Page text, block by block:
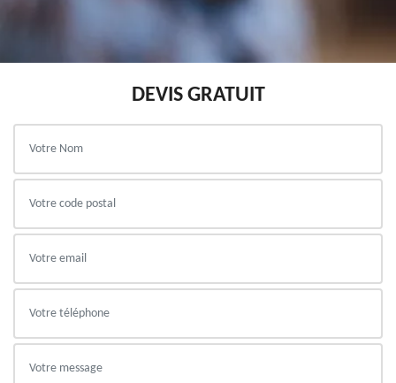
DEVIS GRATUIT